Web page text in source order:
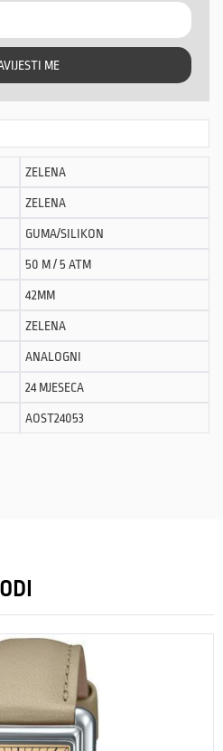
ME
ZELENA
ZELENA
GUMA/SILIKON
50 M / 5 ATM
42MM
ZELENA
ANALOGNI
24 MJESECA
AOST24053